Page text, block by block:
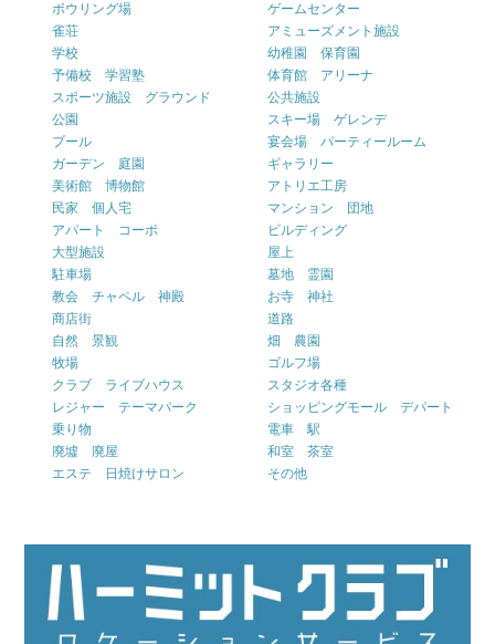
ボウリング場
ゲームセンター
雀荘
アミューズメント施設
学校
幼稚園 保育園
予備校 学習塾
体育館 アリーナ
スポーツ施設 グラウンド
公共施設
公園
スキー場 ゲレンデ
プール
宴会場 パーティールーム
ガーデン 庭園
ギャラリー
美術館 博物館
アトリエ工房
民家 個人宅
マンション 団地
アパート コーポ
ビルディング
大型施設
屋上
駐車場
墓地 霊園
教会 チャペル 神殿
お寺 神社
商店街
道路
自然 景観
畑 農園
牧場
ゴルフ場
クラブ ライブハウス
スタジオ各種
レジャー テーマパーク
ショッピングモール デパート
乗り物
電車 駅
廃墟 廃屋
和室 茶室
エステ 日焼けサロン
その他